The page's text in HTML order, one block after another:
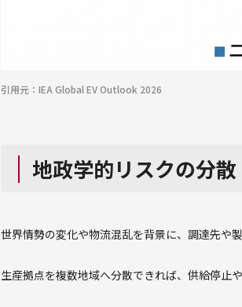
引用元：IEA Global EV Outlook 2026
地政学的リスクの分散
世界情勢の変化や物流混乱を背景に、調達先や
生産拠点を複数地域へ分散できれば、供給停止